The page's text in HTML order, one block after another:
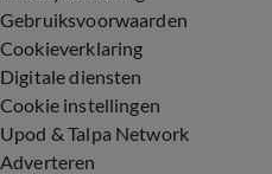
Gebruiksvoorwaarden
Cookieverklaring
Digitale diensten
Cookie instellingen
Upod & Talpa Network
Adverteren